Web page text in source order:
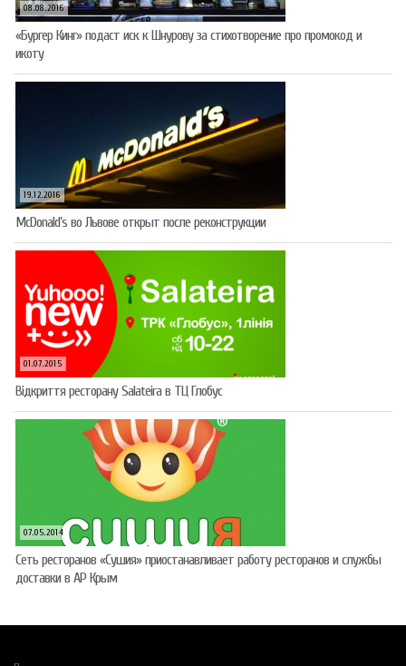
08.08.2016
«Бургер Кинг» подаст иск к Шнурову за стихотворение про промокод и
икоту
19.12.2016
McDonald’s во Львове открыт после реконструкции
01.07.2015
Відкриття ресторану Salateirа в ТЦ Глобус
07.05.2014
Сеть ресторанов «Сушия» приостанавливает работу ресторанов и службы
доставки в АР Крым